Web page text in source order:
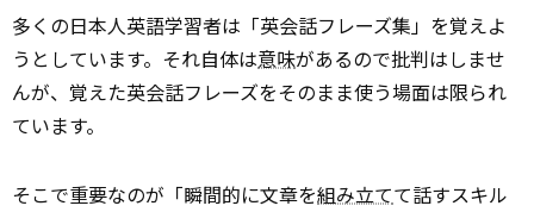
多くの日本人英語学習者は「英会話フレーズ集」を覚えよ
うとしています。それ自体は意味があるので批判はしませ
んが、覚えた英会話フレーズをそのまま使う場面は限られ
ています。
そこで重要なのが「瞬間的に文章を組み立てて話すスキル